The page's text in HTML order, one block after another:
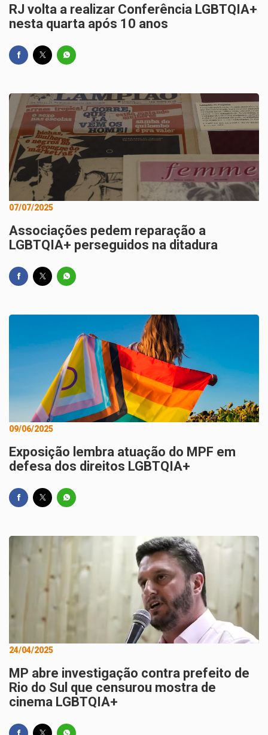
RJ volta a realizar Conferência LGBTQIA+
nesta quarta após 10 anos
07/07/2025
Associações pedem reparação a
LGBTQIA+ perseguidos na ditadura
09/06/2025
Exposição lembra atuação do MPF em
defesa dos direitos LGBTQIA+
24/04/2025
MP abre investigação contra prefeito de
Rio do Sul que censurou mostra de
cinema LGBTQIA+